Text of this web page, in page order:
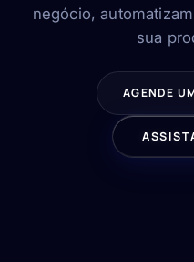
negócio,
sua
AGENDE